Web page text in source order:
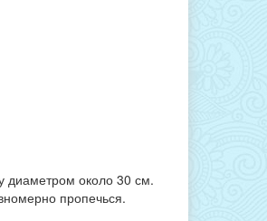
диаметром около 30 см.
пропечься.